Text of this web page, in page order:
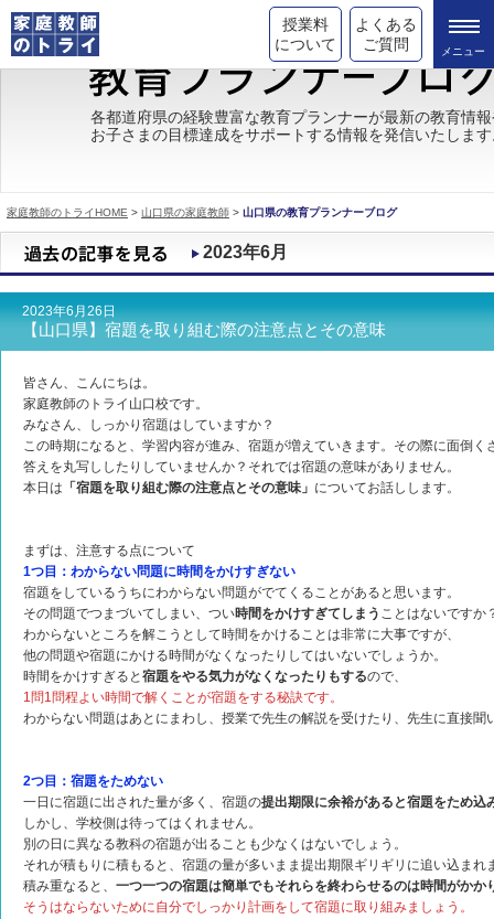
授業料
について
よくある
ご質問
トライの教育理念
成績が上がる理由
都道府県別情報
合格体験談
キャンペーン情報
各都道府県の経験豊富な教育プランナーが最新の教育情
お子さまの目標達成をサポートする情報を発信いたしま
家庭教師のトライHOME > 山口県の家庭教師 > 山口県の教育プランナーブログ
2023年6月
2023年6月26日
【山口県】宿題を取り組む際の注意点とその意味
皆さん、こんにちは。
家庭教師のトライ山口校です。
みなさん、しっかり宿題はしていますか？
この時期になると、学習内容が進み、宿題が増えていきます。その際に面倒く
答えを丸写ししたりしていませんか？それでは宿題の意味がありません。
本日は 「宿題を取り組む際の注意点とその意味」 についてお話しします。
まずは、注意する点について
1つ目：わからない問題に時間をかけすぎない
宿題をしているうちにわからない問題がでてくることがあると思います。
その問題でつまづいてしまい、つい時間をかけすぎてしまう ことはないですか
わからないところを解こうとして時間をかけることは非常に大事ですが、
他の問題や宿題にかける時間がなくなったりしてはいないでしょうか。
時間をかけすぎると 宿題をやる気力がなくなったりもするので、
1問1問程よい時間で解くことが宿題をする秘訣です。
わからない問題はあとにまわし、授業で先生の解説を受けたり、先生に直接聞
2つ目：宿題をためない
一日に宿題に出された量が多く、宿題の提出期限に余裕があると宿題をため込
しかし、学校側は待ってはくれません。
別の日に異なる教科の宿題が出ることも少なくはないでしょう。
それが積もりに積もると、宿題の量が多いまま提出期限ギリギリに追い込まれ
積み重なると、 一つ一つの宿題は簡単でもそれらを終わらせるのは時間がかか
そうはならないために自分でしっかり計画をして宿題に取り組みましょう。